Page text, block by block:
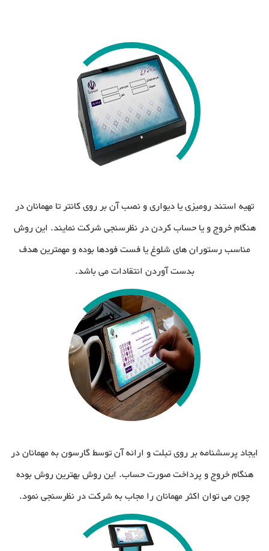
تهیه استند رومیزی یا دیواری و نصب آن بر روی کانتر تا مهمانان در
هنگام خروج و یا حساب کردن در نظرسنجی شرکت نمایند. این روش
مناسب رستوران های شلوغ یا فست فودها بوده و مهمترین هدف
بدست آوردن انتقادات می باشد.
ایجاد پرسشنامه بر روی تبلت و ارائه آن توسط گارسون به مهمانان در
هنگام خروج و پرداخت صورت حساب. این روش بهترین روش بوده
چون می توان اکثر مهمانان را مجاب به شرکت در نظرسنجی نمود.